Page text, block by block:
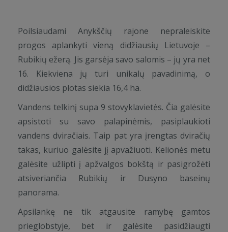
Poilsiaudami Anykščių rajone nepraleiskite
progos aplankyti vieną didžiausių Lietuvoje –
Rubikių ežerą. Jis garsėja savo salomis – jų yra net
16. Kiekviena jų turi unikalų pavadinimą, o
didžiausios plotas siekia 16,4 ha.
Vandens telkinį supa 9 stovyklavietės. Čia galėsite
apsistoti su savo palapinėmis, pasiplaukioti
vandens dviračiais. Taip pat yra įrengtas dviračių
takas, kuriuo galėsite jį apvažiuoti. Kelionės metu
galėsite užlipti į apžvalgos bokštą ir pasigrožėti
atsiveriančia Rubikių ir Dusyno baseinų
panorama.
Apsilankę ne tik atgausite ramybę gamtos
prieglobstyje, bet ir galėsite pasidžiaugti